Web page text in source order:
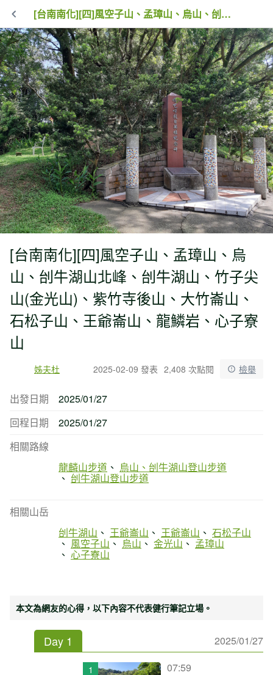
[台南南化][四]風空子山、孟璋山、烏山、刣牛湖山北峰、刣牛湖山、竹子尖山(金光山)、紫竹寺後山、大竹崙山、石松子山、王爺崙山、龍鱗岩、心子寮山
[台南南化][四]風空子山、孟璋山、烏
山、刣牛湖山北峰、刣牛湖山、竹子尖
山(金光山)、紫竹寺後山、大竹崙山、
石松子山、王爺崙山、龍鱗岩、心子寮
山
姊夫杜 2025-02-09 發表 2,408 次點閱 檢舉
出發日期
2025/01/27
回程日期
2025/01/27
相關路線
龍麟山步道
烏山、刣牛湖山登山步道
刣牛湖山登山步道
相關山岳
刣牛湖山
王爺崙山 王爺崙山 石松子山
風空子山 烏山 金光山 孟璋山
心子寮山
本文為網友的心得，以下內容不代表健行筆記立場。
Day 1
2025/01/27
07:59